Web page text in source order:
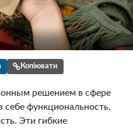
Копіювати
решением в сфере
функциональность,
Эти гибкие